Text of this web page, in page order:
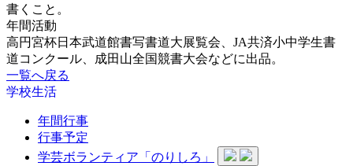
書くこと。
年間活動
高円宮杯日本武道館書写書道大展覧会、JA共済小中学生書
道コンクール、成田山全国競書大会などに出品。
一覧へ戻る
学校生活
年間行事
行事予定
学芸ボランティア「のりしろ」